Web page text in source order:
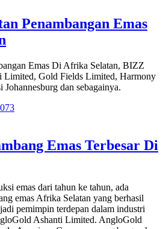
Penambangan Emas
Emas Di Afrika Selatan, BIZZ
Limited, Gold Fields Limited, Harmony
dan sebagainya.
Emas Terbesar Di
emas dari tahun ke tahun, ada
emas Afrika Selatan yang berhasil
pemimpin terdepan dalam industri
Ashanti Limited. AngloGold